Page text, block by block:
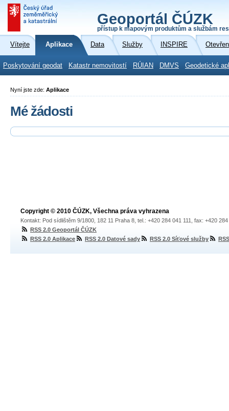
Geoportál ČÚZK
přístup k mapovým produktům a službám
Vítejte Aplikace Data Služby INSPIRE
Poskytování geodat Katastr nemovitostí RÚIAN DMVS Geodetické
Nyní jste zde: Aplikace
Mé žádosti
Copyright © 2010 ČÚZK, Všechna práva vyhrazena
Kontakt: Pod sídlištěm 9/1800, 182 11 Praha 8, tel.: +420 284 041 111, fax: +420
RSS 2.0 Geoportál ČÚZK
RSS 2.0 Aplikace
RSS 2.0 Datové sady RSS 2.0 Síťové služby